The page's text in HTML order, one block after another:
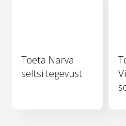
Toeta Narva
seltsi tegevust